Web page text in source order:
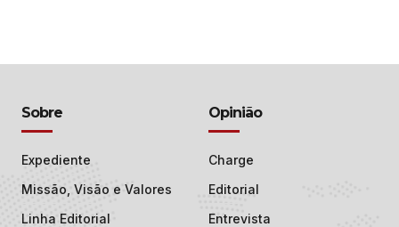
Sobre
Expediente
Missão, Visão e Valores
Linha Editorial
Opinião
Charge
Editorial
Entrevista